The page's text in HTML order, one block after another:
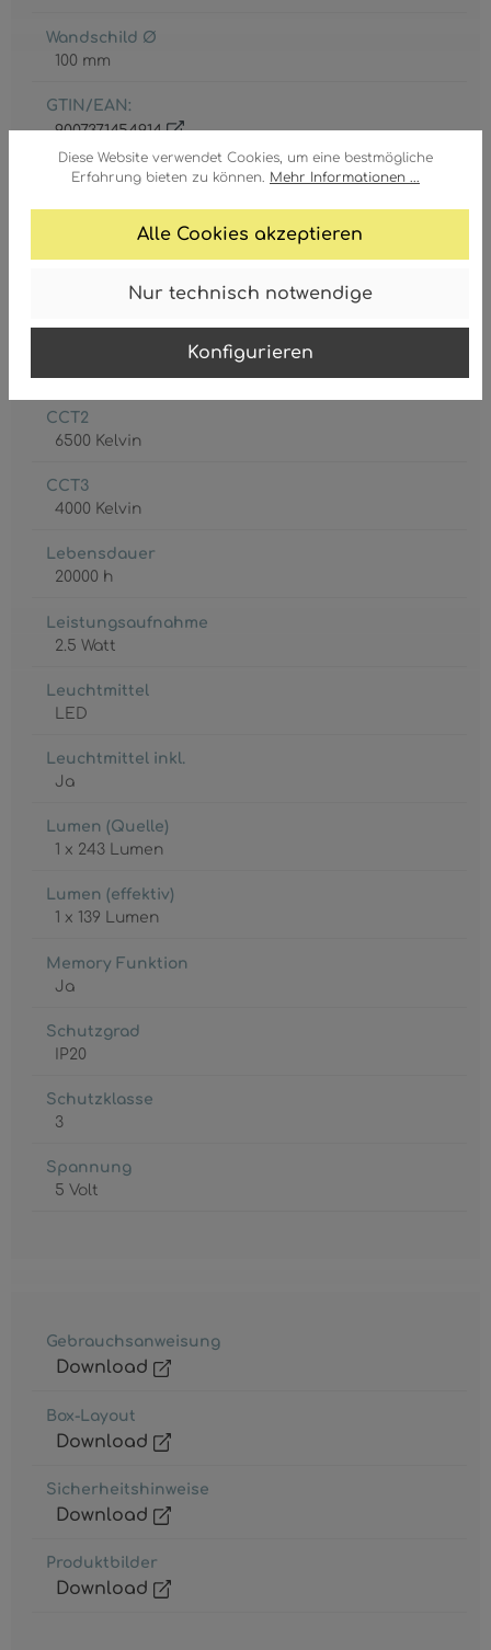
Diese Website verwendet Cookies, um eine bestmögliche
Erfahrung bieten zu können. Mehr Informationen ...
Alle Cookies akzeptieren
Nur technisch notwendige
Konfigurieren
Wandschild Ø
100 mm
GTIN/EAN:
9007371454914
1 x CR18650
CCT2
6500 Kelvin
CCT3
4000 Kelvin
Lebensdauer
20000 h
Leistungsaufnahme
2.5 Watt
Leuchtmittel
LED
Leuchtmittel inkl.
Ja
Lumen (Quelle)
1 x 243 Lumen
Lumen (effektiv)
1 x 139 Lumen
Memory Funktion
Ja
Schutzgrad
IP20
Schutzklasse
3
Spannung
5 Volt
Gebrauchsanweisung
Download
Box-Layout
Download
Sicherheitshinweise
Download
Produktbilder
Download